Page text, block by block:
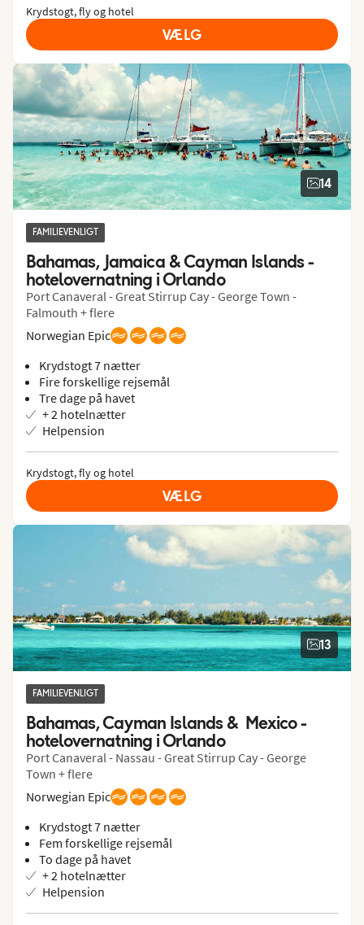
Krydstogt, fly og hotel
VÆLG
14
FAMILIEVENLIGT
Bahamas, Jamaica & Cayman Islands -
hotelovernatning i Orlando
Port Canaveral - Great Stirrup Cay - George Town -
Falmouth + flere
Norwegian Epic
Krydstogt 7 nætter
Fire forskellige rejsemål
Tre dage på havet
+ 2 hotelnætter
Helpension
Krydstogt, fly og hotel
VÆLG
13
FAMILIEVENLIGT
Bahamas, Cayman Islands &  Mexico -
hotelovernatning i Orlando
Port Canaveral - Nassau - Great Stirrup Cay - George
Town + flere
Norwegian Epic
Krydstogt 7 nætter
Fem forskellige rejsemål
To dage på havet
+ 2 hotelnætter
Helpension